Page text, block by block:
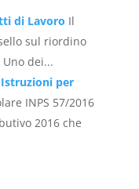
di Lavoro Il
sul riordino
dei...
per
INPS 57/2016
2016 che